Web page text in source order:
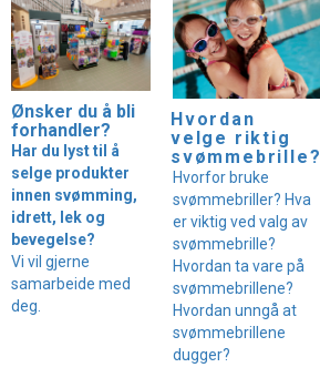
Ønsker du å bli
forhandler?
Har du lyst til å
selge produkter
innen svømming,
idrett, lek og
bevegelse?
Vi vil gjerne
samarbeide med
deg.
Hvordan
velge riktig
svømmebrille?
Hvorfor bruke
svømmebriller? Hva
er viktig ved valg av
svømmebrille?
Hvordan ta vare på
svømmebrillene?
Hvordan unngå at
svømmebrillene
dugger?